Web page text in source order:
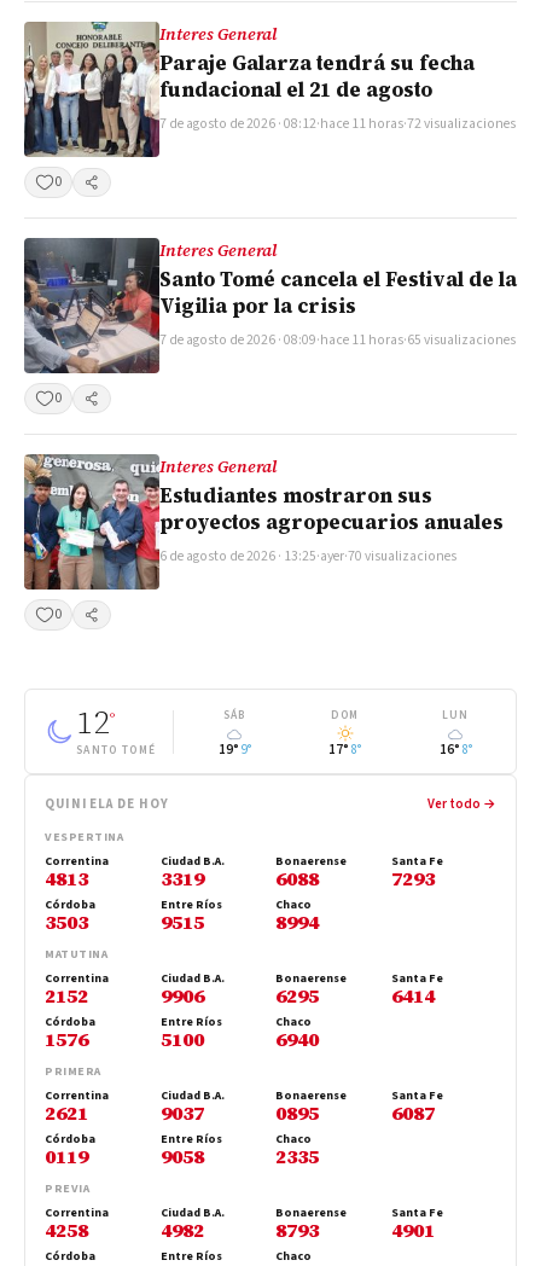
Interes General
Paraje Galarza tendrá su fecha
fundacional el 21 de agosto
7 de agosto de 2026 · 08:12·hace 11 horas·72 visualizaciones
0 Compartir
Interes General
Santo Tomé cancela el Festival de la
Vigilia por la crisis
7 de agosto de 2026 · 08:09·hace 11 horas·65 visualizaciones
0 Compartir
Interes General
Estudiantes mostraron sus
proyectos agropecuarios anuales
6 de agosto de 2026 · 13:25·ayer·70 visualizaciones
0 Compartir
12°
SANTO TOMÉ
SÁB
19° 9°
DOM
17° 8°
LUN
16° 8°
QUINIELA DE HOY Ver todo →
VESPERTINA
Correntina
4813
Ciudad B.A.
3319
Bonaerense
6088
Santa Fe
7293
Córdoba
3503
Entre Ríos
9515
Chaco
8994
MATUTINA
Correntina
2152
Ciudad B.A.
9906
Bonaerense
6295
Santa Fe
6414
Córdoba
1576
Entre Ríos
5100
Chaco
6940
PRIMERA
Correntina
2621
Ciudad B.A.
9037
Bonaerense
0895
Santa Fe
6087
Córdoba
0119
Entre Ríos
9058
Chaco
2335
PREVIA
Correntina
4258
Ciudad B.A.
4982
Bonaerense
8793
Santa Fe
4901
Córdoba Entre Ríos Chaco